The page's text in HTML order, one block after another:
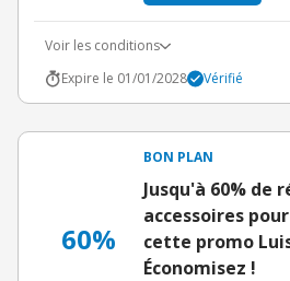
Voir les conditions
Expire le 01/01/2028
Vérifié
60%
BON PLAN
Jusqu'à 60% de
accessoires
cette promo
Économisez !